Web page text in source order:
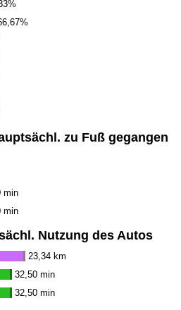
zu Fuß gegangen
min
min
Nutzung des Autos
23,34 km
32,50 min
32,50 min
Index (aktuell)
Index
Index (aktuell)
Index nach Land